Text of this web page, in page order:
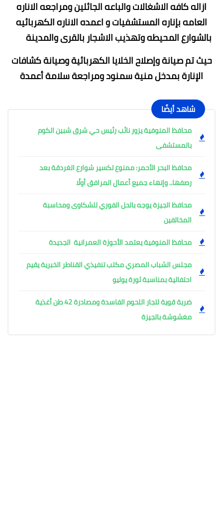
ازاله كافه الاشغالات والباعه الجائلين ومراجعه الاناره
العامه بإناره المستشفيات و اعمده الاناره الكهربائيه
بالشوارع المحيطه وتهذيب الاشجار بالقرى والمدينة
حيث تم صيانة وإصلاح الخلايا الكهربائية وصيانة كشافات
الإنارة بمدخل منية سمنود ومراجعة سلامة أعمدة
شاهد أيضًا
محافظ المنوفية يزور نائب رئيس حي شرق شبين الكوم
بالمستشفى
محافظ البحر الأحمر: ممنوع تكسير شوارع الغردقة بعد
رصفها.. وإنهاء جميع أعمال المرافق أولًا
محافظ الجيزة يوجه بالحل الفوري للشكاوى ومحاسبة
المخالفين
محافظ المنوفية يعتمد الأحوزة العمرانية الجديدة
مجلس الشباب المصري مكتب تنفيذي القناطر الخبرية يقيم
احتفالية بمناسبة ثورة يوليو
ضربة قوية لتجار اللحوم الفاسدة ومصادرة 42 طن أغذية
مغشوشة بالجيزة